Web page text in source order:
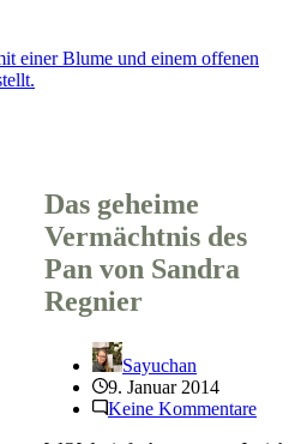
Das geheime
Vermächtnis des
Pan von Sandra
Regnier
Sayuchan
9. Januar 2014
Keine Kommentare